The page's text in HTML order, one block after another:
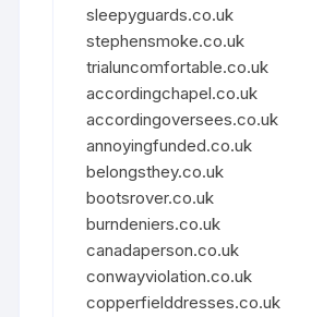
sleepyguards.co.uk
stephensmoke.co.uk
trialuncomfortable.co.uk
accordingchapel.co.uk
accordingoversees.co.uk
annoyingfunded.co.uk
belongsthey.co.uk
bootsrover.co.uk
burndeniers.co.uk
canadaperson.co.uk
conwayviolation.co.uk
copperfielddresses.co.uk